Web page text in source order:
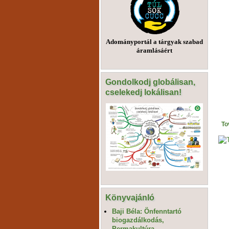
Adományportál a tárgyak szabad
áramlásáért
Gondolkodj globálisan,
cselekedj lokálisan!
Könyvajánló
Baji Béla: Önfenntartó
biogazdálkodás,